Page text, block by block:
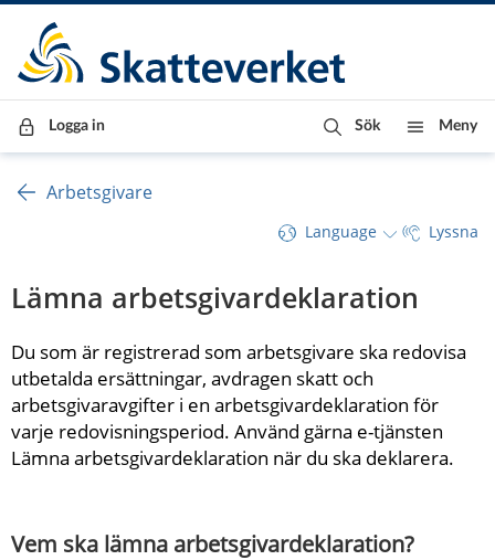
Till innehåll
Till navigationen
Till chattrobot
Logga in Sök Meny
Arbetsgivare
Language Lyssna
Lämna arbetsgivardeklaration
Du som är registrerad som arbetsgivare ska redovisa
utbetalda ersättningar, avdragen skatt och
arbetsgivaravgifter i en arbetsgivardeklaration för
varje redovisningsperiod. Använd gärna e-tjänsten
Lämna arbetsgivardeklaration när du ska deklarera.
Vem ska lämna arbetsgivardeklaration?